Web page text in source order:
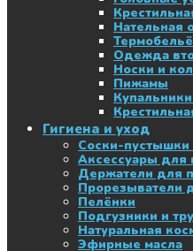
Нательная
Одежда
Носки и
Пижамы
Гигиена и уход
Соски-
Аксессуары для
Держатели для
Прорезыватели
Пелёнки
Подгузники и
Натуральная
Эфирные масла